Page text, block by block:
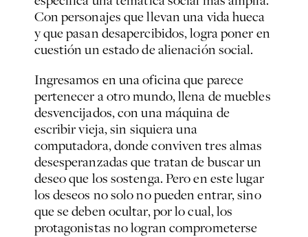
Con personajes que llevan una vida hueca
y que pasan desapercibidos, logra poner en
cuestión un estado de alienación social.
Ingresamos en una oficina que parece
pertenecer a otro mundo, llena de muebles
desvencijados, con una máquina de
escribir vieja, sin siquiera una
computadora, donde conviven tres almas
desesperanzadas que tratan de buscar un
deseo que los sostenga. Pero en este lugar
los deseos no solo no pueden entrar, sino
que se deben ocultar, por lo cual, los
protagonistas no logran comprometerse